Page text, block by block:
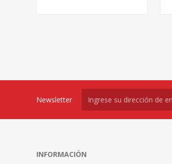
Newsletter
INFORMACIÓN